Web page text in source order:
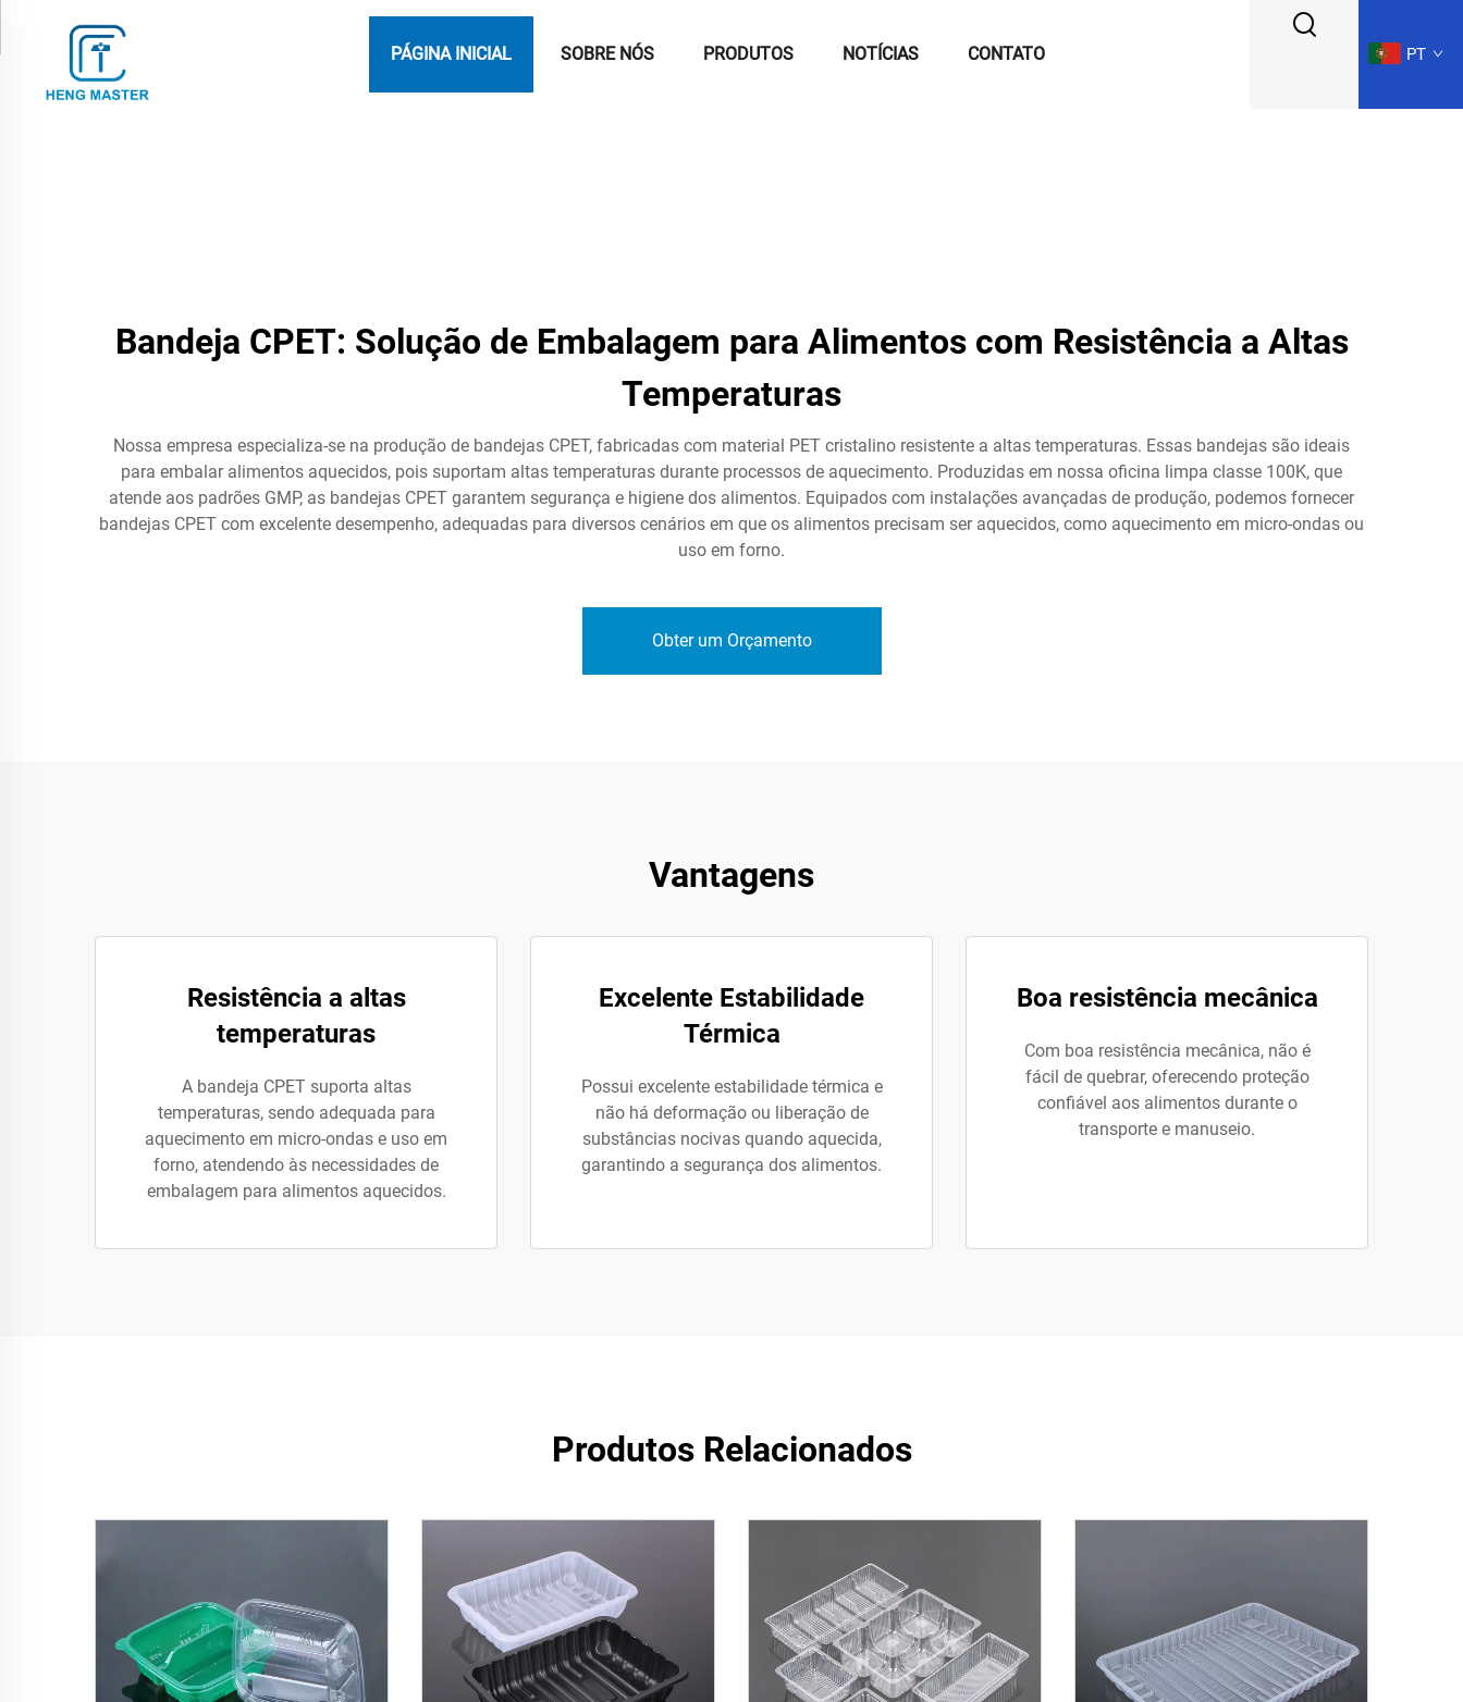
PÁGINA INICIAL SOBRE NÓS PRODUTOS NOTÍCIAS CONTATO PT
Bandeja CPET: Solução de Embalagem para Alimentos com Resistência a Altas
Temperaturas
Nossa empresa especializa-se na produção de bandejas CPET, fabricadas com material PET cristalino resistente a altas temperaturas. Essas bandejas são ideais
para embalar alimentos aquecidos, pois suportam altas temperaturas durante processos de aquecimento. Produzidas em nossa oficina limpa classe 100K, que
atende aos padrões GMP, as bandejas CPET garantem segurança e higiene dos alimentos. Equipados com instalações avançadas de produção, podemos fornecer
bandejas CPET com excelente desempenho, adequadas para diversos cenários em que os alimentos precisam ser aquecidos, como aquecimento em micro-ondas ou
uso em forno.
Obter um Orçamento
Vantagens
Resistência a altas
temperaturas
A bandeja CPET suporta altas
temperaturas, sendo adequada para
aquecimento em micro-ondas e uso em
forno, atendendo às necessidades de
embalagem para alimentos aquecidos.
Excelente Estabilidade
Térmica
Possui excelente estabilidade térmica e
não há deformação ou liberação de
substâncias nocivas quando aquecida,
garantindo a segurança dos alimentos.
Boa resistência mecânica
Com boa resistência mecânica, não é
fácil de quebrar, oferecendo proteção
confiável aos alimentos durante o
transporte e manuseio.
Produtos Relacionados